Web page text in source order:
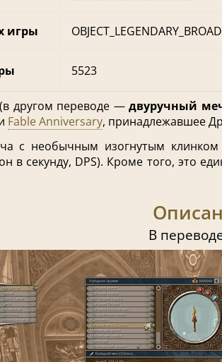
игры
5523
(в другом переводе —двуручный
Fable Anniversary, принадлежавшее
с необычным изогнутым
в секунду, DPS). Кроме того, это
В